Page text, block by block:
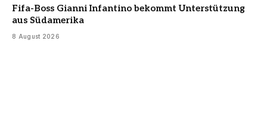
Fifa-Boss Gianni Infantino bekommt Unterstützung
aus Südamerika
8 August 2026